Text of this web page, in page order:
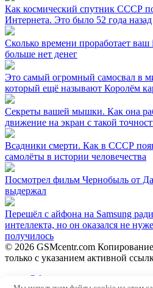
Как космический спутник СССР
Интернета. Это было 52 года назад
Сколько времени проработает
больше нет денег
Это самый огромный самосвал в
который ещё называют Королём
Секреты вашей мышки. Как она
движение на экран с такой
Всадники смерти. Как в СССР
самолёты в истории человечества
Посмотрел фильм Чернобыль от
выдержал
Перешёл с айфона на Samsung
интеллекта, но он оказался не
получилось
© 2026 GSMcentr.com
только с указанием активной
Обратная связь